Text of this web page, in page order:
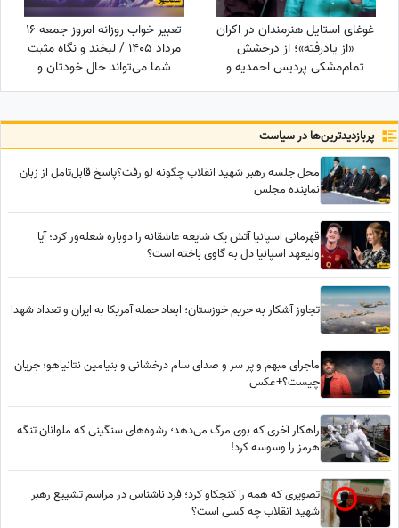
غوغای استایل هنرمندان در اکران
«از یادرفته»؛ از درخشش
تمام‌مشکی پردیس احمدیه و
آزیتا حاجیان تا تیپ اسپورت
تعبیر خواب روزانه امروز جمعه 16
مرداد 1405 / لبخند و نگاه مثبت
شما می‌تواند حال خودتان و
اطرافیانتان را بهتر کند
پربازدید‌ترین‌ها در سیاست
محل جلسه رهبر شهید انقلاب چگونه لو رفت؟پاسخ قابل‌تامل از زبان
نماینده مجلس
قهرمانی اسپانیا آتش یک شایعه عاشقانه را دوباره شعله‌ور کرد؛ آیا
ولیعهد اسپانیا دل به گاوی باخته است؟
تجاوز آشکار به حریم خوزستان؛ ابعاد حمله آمریکا به ایران و تعداد شهدا
ماجرای مبهم و پر سر و صدای سام درخشانی و بنیامین نتانیاهو؛ جریان
چیست؟+عکس
راهکار آخری که بوی مرگ می‌دهد؛ رشوه‌های سنگینی که ملوانان تنگه
هرمز را وسوسه کرد!
تصویری که همه را کنجکاو کرد؛ فرد ناشناس در مراسم تشییع رهبر
شهید انقلاب چه کسی است؟